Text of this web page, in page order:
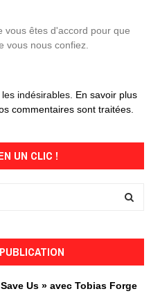
vous êtes d'accord pour que
vous nous confiez.
indésirables. En savoir plus
commentaires sont traitées
UN CLIC !
Us » avec Tobias Forge